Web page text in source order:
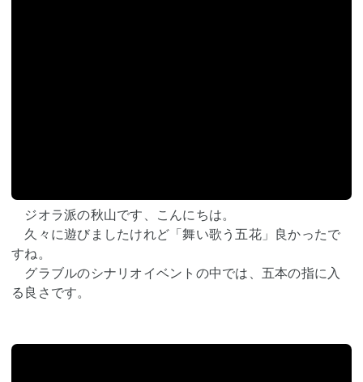
ジオラ派の秋山です、こんにちは。
久々に遊びましたけれど「舞い歌う五花」良かったで
すね。
グラブルのシナリオイベントの中では、五本の指に入
る良さです。